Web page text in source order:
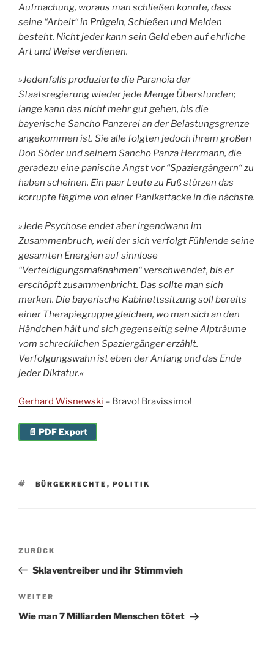
Aufmachung, woraus man schließen konnte, dass
seine “Arbeit“ in Prügeln, Schießen und Melden
besteht. Nicht jeder kann sein Geld eben auf ehrliche
Art und Weise verdienen.
»Jedenfalls produzierte die Paranoia der
Staatsregierung wieder jede Menge Überstunden;
lange kann das nicht mehr gut gehen, bis die
bayerische Sancho Panzerei an der Belastungsgrenze
angekommen ist. Sie alle folgten jedoch ihrem großen
Don Söder und seinem Sancho Panza Herrmann, die
geradezu eine panische Angst vor “Spaziergängern“ zu
haben scheinen. Ein paar Leute zu Fuß stürzen das
korrupte Regime von einer Panikattacke in die nächste.
»Jede Psychose endet aber irgendwann im
Zusammenbruch, weil der sich verfolgt Fühlende seine
gesamten Energien auf sinnlose
“Verteidigungsmaßnahmen“ verschwendet, bis er
erschöpft zusammenbricht. Das sollte man sich
merken. Die bayerische Kabinettssitzung soll bereits
einer Therapiegruppe gleichen, wo man sich an den
Händchen hält und sich gegenseitig seine Alpträume
vom schrecklichen Spaziergänger erzählt.
Verfolgungswahn ist eben der Anfang und das Ende
jeder Diktatur.«
Gerhard Wisnewski – Bravo! Bravissimo!
📄 PDF Export
SCHLAGWÖRTER
BÜRGERRECHTE , POLITIK
Beitragsnavigation
Vorheriger
Beitrag
ZURÜCK
Sklaventreiber und ihr Stimmvieh
Nächster
Beitrag
WEITER
Wie man 7 Milliarden Menschen tötet